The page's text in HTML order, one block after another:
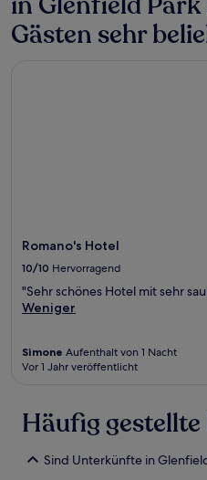
Gästen sehr
Romano's Hotel
10/10 Hervorragend
"Sehr schönes Hotel mit sehr
Weniger
Simone Aufenthalt von 1 Nacht
Vor 1 Jahr veröffentlicht
Häufig gestellte
Sind Unterkünfte in